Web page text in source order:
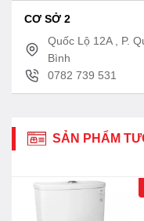
CƠ SỞ 2
Quốc Lộ 12A , P.
Bình
0782 739 531
SẢN PHẨM